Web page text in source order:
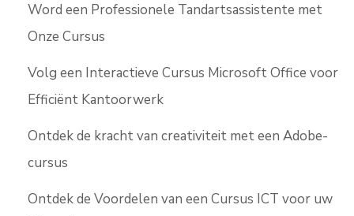
Word een Professionele Tandartsassistente met
Onze Cursus
Volg een Interactieve Cursus Microsoft Office voor
Efficiënt Kantoorwerk
Ontdek de kracht van creativiteit met een Adobe-
cursus
Ontdek de Voordelen van een Cursus ICT voor uw